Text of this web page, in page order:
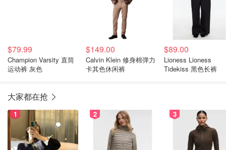
$79.99
Champion Varsity 直筒
运动裤 灰色
$149.00
Calvin Klein 修身棉弹力
卡其色休闲裤
$89.00
Lioness Lioness
Tidekiss 黑色长裤
大家都在抢
1 2 3